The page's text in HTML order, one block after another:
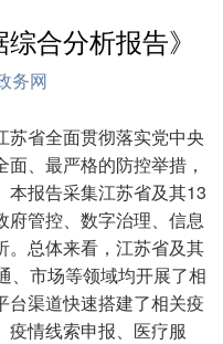
合分析报告》
务网
苏省全面贯彻落实党中央
、最严格的防控举措，
本报告采集江苏省及其13
府管控、数字治理、信息
。总体来看，江苏省及其
、市场等领域均开展了相
台渠道快速搭建了相关疫
疫情线索申报、医疗服